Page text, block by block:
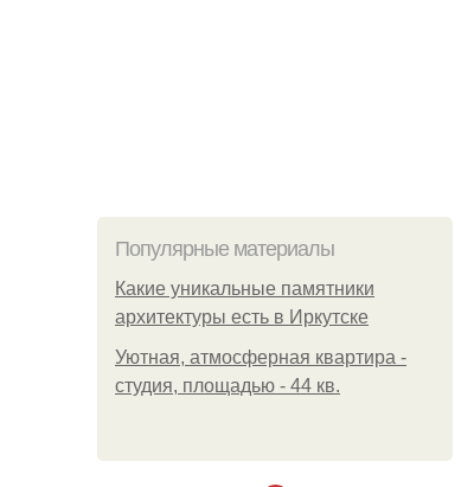
Популярные материалы
Какие уникальные памятники
архитектуры есть в Иркутске
Уютная, атмосферная квартира -
студия, площадью - 44 кв.